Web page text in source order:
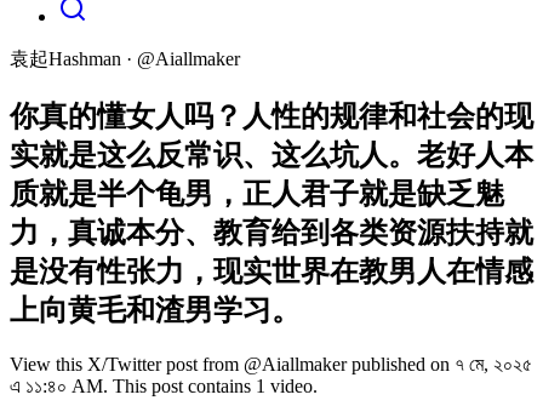
袁起Hashman · @Aiallmaker
你真的懂女人吗？人性的规律和社会的现
实就是这么反常识、这么坑人。老好人本
质就是半个龟男，正人君子就是缺乏魅
力，真诚本分、教育给到各类资源扶持就
是没有性张力，现实世界在教男人在情感
上向黄毛和渣男学习。
View this X/Twitter post from @Aiallmaker published on ৭ মে, ২০২৫
এ ১১:৪০ AM. This post contains 1 video.